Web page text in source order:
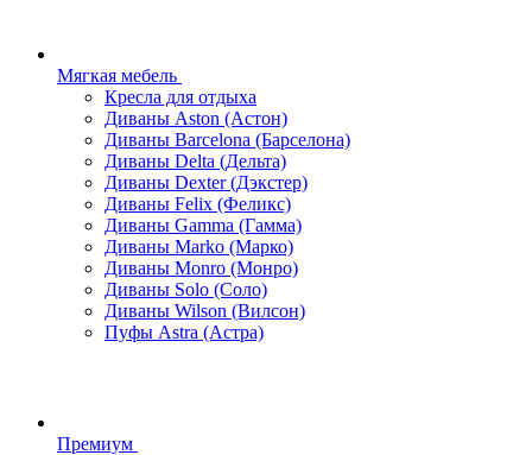
Мягкая мебель
Кресла для отдыха
Диваны Aston (Астон)
Диваны Barcelona (Барселона)
Диваны Delta (Дельта)
Диваны Dexter (Дэкстер)
Диваны Felix (Феликс)
Диваны Gamma (Гамма)
Диваны Marko (Марко)
Диваны Monro (Монро)
Диваны Solo (Соло)
Диваны Wilson (Вилсон)
Пуфы Astra (Астра)
Премиум